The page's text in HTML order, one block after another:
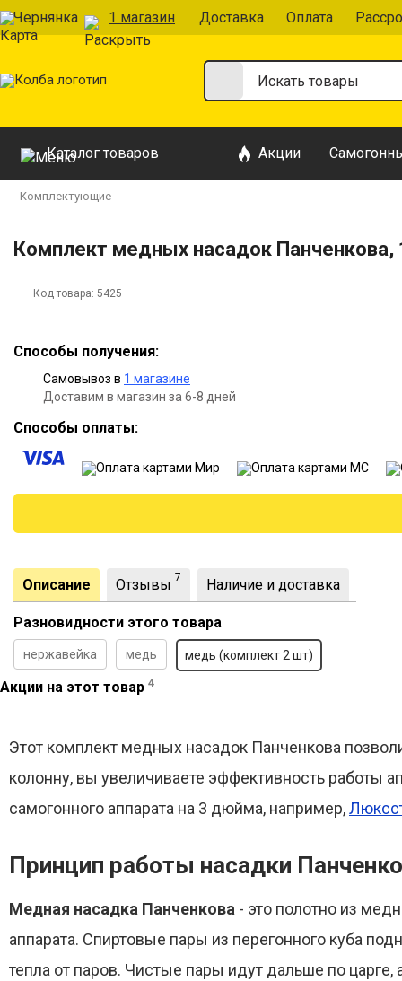
Чернянка 1 магазин Доставка Оплата
Каталог товаров Акции
Комплектующие
Комплект медных насадок Панченкова,
Код товара: 5425
Способы получения:
Самовывоз в 1 магазине
Доставим в магазин за 6-8 дней
Способы оплаты:
Описание Отзывы 7 Наличие и доставка
Разновидности этого товара
нержавейка медь медь (комплект 2 шт)
Акции на этот товар 4
Этот комплект медных насадок Панченкова
колонну, вы увеличиваете эффективность работы
самогонного аппарата на 3 дюйма, например,
Принцип работы насадки
Медная насадка Панченкова - это полотно из
аппарата. Спиртовые пары из перегонного куба
тепла от паров. Чистые пары идут дальше по царге,